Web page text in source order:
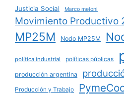
Justicia Social Marco meloni
Movimiento Productivo
MP25M Nodo MP25M
política industrial políticas públicas
producción argentina
Producción y Trabajo